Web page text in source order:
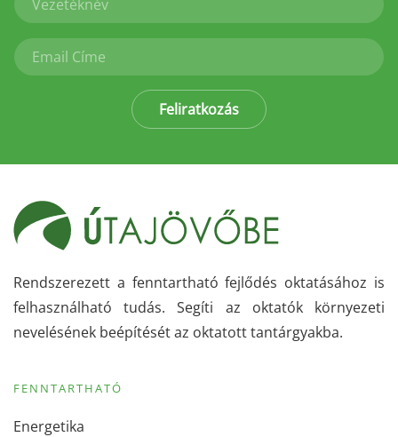
Feliratkozás
Rendszerezett a fenntartható fejlődés oktatásához is
felhasználható tudás. Segíti az oktatók környezeti
nevelésének beépítését az oktatott tantárgyakba.
FENNTARTHATÓ
Energetika